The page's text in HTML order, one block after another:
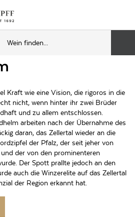
Kraft wie eine Vision, die rigoros in die
nicht, wenn hinter ihr zwei Brüder
und zu allem entschlossen.
arbeiten nach der Übernahme des
daran, das Zellertal wieder an die
der Pfalz, der seit jeher von
der von den prominenteren
Der Spott prallte jedoch an den
auch die Winzerelite auf das Zellertal
der Region erkannt hat.